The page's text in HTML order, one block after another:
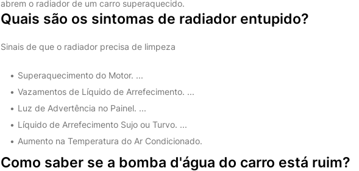
abrem o radiador de um carro superaquecido.
Quais são os sintomas de radiador entupido?
Sinais de que o radiador precisa de limpeza
Superaquecimento do Motor. ...
Vazamentos de Líquido de Arrefecimento. ...
Luz de Advertência no Painel. ...
Líquido de Arrefecimento Sujo ou Turvo. ...
Aumento na Temperatura do Ar Condicionado.
Como saber se a bomba d'água do carro está ruim?